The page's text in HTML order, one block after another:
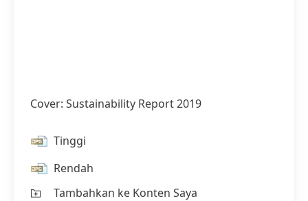
Cover: Sustainability Report 2019
Tinggi
Rendah
Tambahkan ke Konten Saya